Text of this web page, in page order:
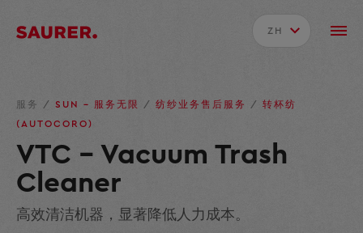
ZH
服务 / SUN – 服务无限 / 纺纱业务售后服务 / 转杯纺
(AUTOCORO)
VTC - Vacuum Trash
Cleaner
高效清洁机器，显著降低人力成本。